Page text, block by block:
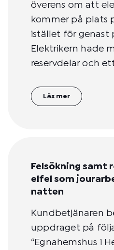
överens om att
kommer på plats
istället för genast
Elektrikern hade
reservdelar och
Läs mer
Felsökning samt
elfel som
natten
Kundbetjänaren
uppdraget på
“Egnahemshus i